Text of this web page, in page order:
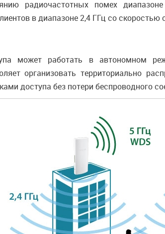
радиочастотных помех
в диапазоне 2,4 ГГц со
может работать в автономном
организовать территориально
доступа без потери беспроводного